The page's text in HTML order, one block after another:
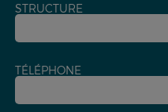
STRUCTURE
TÉLÉPHONE